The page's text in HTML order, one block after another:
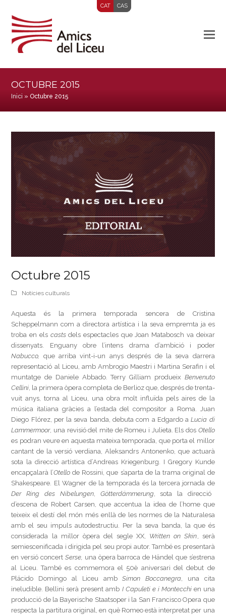
CAT CAS
OCTUBRE 2015
Inici »Octubre 2015
Octubre 2015
Notícies culturals
Aquesta és la primera temporada sencera de Cristina
Scheppelmann com a directora artística i la seva empremta ja es
troba en els castsdels espectacles que Joan Matabosch va deixar
dissenyats. Enguany obre l’intens drama d’ambició i poder
Nabucco,
que arriba vint-i-un anys després de la seva darrera
representació al Liceu, amb Ambrogio Maestri i Martina Serafin i el
muntatge de Daniele Abbado. Terry Gilliam produeix Benvenuto
Cellini , la primera òpera completa de Berlioz que, després de trenta-
vuit anys, torna al Liceu, una obra molt influïda pels aires de la
música italiana gràcies a l’estada del compositor a Roma. Juan
Diego Flórez, per la seva banda, debuta com a Edgardo aLucia di
Lammermoor, una revisió del mite de Romeu i Julieta. Els dos Otello
es podran veure en aquesta mateixa temporada, que porta el millor
cantant de la versió verdiana, Aleksandrs Antonenko, que actuarà
sota la direcció artística d’Andreas Kriegenburg. I Gregory Kunde
encapçalarà l’Otello de Rossini, que s’aparta de la trama original de
Shakespeare. El Wagner de la temporada és la tercera jornada de
Der Ring des Nibelungen, Götterdämmerung, sota la direcció
d’escena de Robert Carsen, que accentua la idea de l’home que
teixeix el destí del món més enllà de les normes de la Naturalesa
amb el seu impuls autodestructiu. Per la seva banda, la que és
considerada la millor òpera del segle XX, Written on Skin , serà
semiescenificada i dirigida pel seu propi autor. També es presentarà
en versió concert Serse, una òpera barroca de Händel que s’estrena
al Liceu. També es commemora el 50è aniversari del debut de
Plácido Domingo al Liceu ambSimon Boccanegra , una cita
ineludible. Bellini serà present amb I Capuleti e i Montecchien una
producció de la Bayerische Staatsoper i la San Francisco Opera que
respecta la partitura original, en què Romeo està interpretat per una